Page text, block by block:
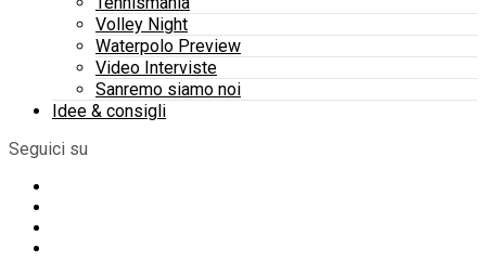
Volley Night
Waterpolo Preview
Video Interviste
Sanremo siamo noi
Idee & consigli
Seguici su